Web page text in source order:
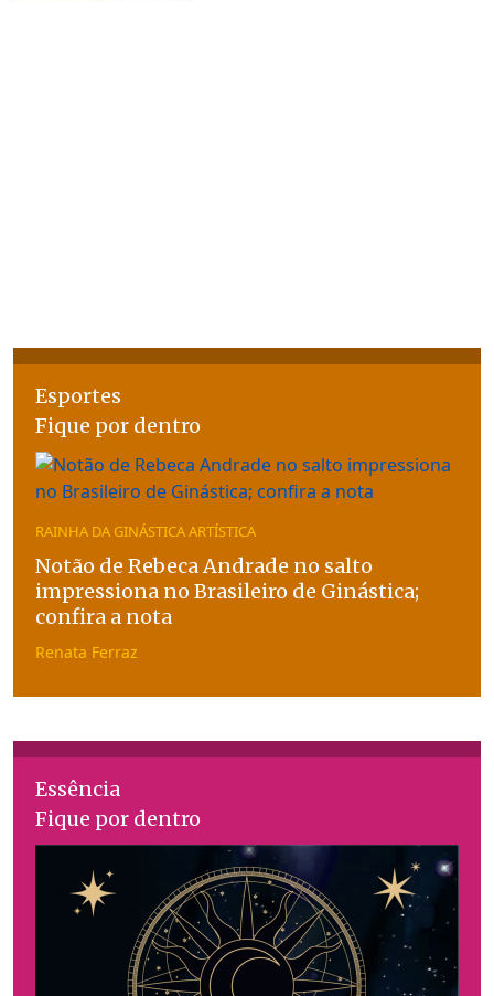
Esportes
Fique por dentro
RAINHA DA GINÁSTICA ARTÍSTICA
Notão de Rebeca Andrade no salto
impressiona no Brasileiro de Ginástica;
confira a nota
Renata Ferraz
Essência
Fique por dentro